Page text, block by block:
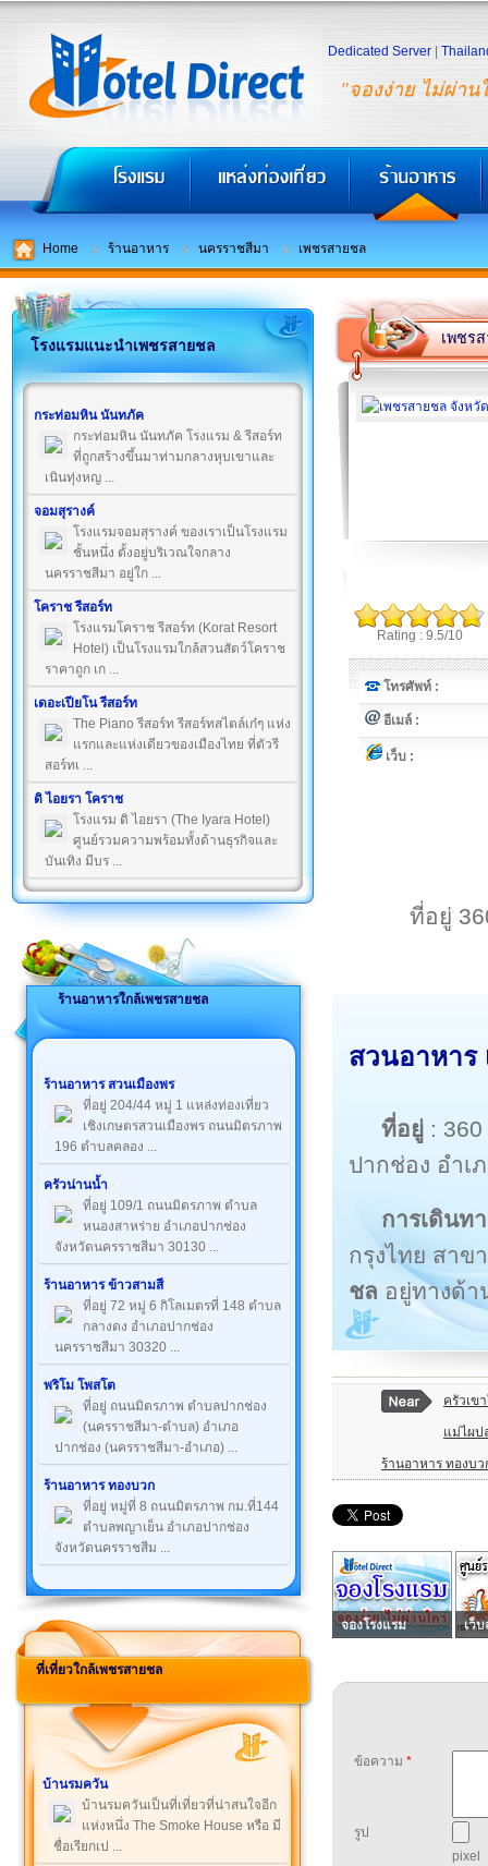
"จองง่าย ไม่ผ่าน
Dedicated Server
Home ร้านอาหาร นครราชสีมา เพชรสายชล
โรงแรมแนะนำเพชรสายชล
กระท่อมหิน นันทภัค
กระท่อมหิน นันทภัค โรงแรม & รีสอร์ท
ที่ถูกสร้างขึ้นมาท่ามกลางหุบเขาและ
เนินทุ่งหญ ...
จอมสุรางค์
โรงแรมจอมสุรางค์ ของเราเป็นโรงแรม
ชั้นหนึ่ง ตั้งอยู่บริเวณใจกลาง
นครราชสีมา อยู่ใก ...
โคราช รีสอร์ท
โรงแรมโคราช รีสอร์ท (Korat Resort
Hotel) เป็นโรงแรมใกล้สวนสัตว์โคราช
ราคาถูก เก ...
เดอะเปียโน รีสอร์ท
The Piano รีสอร์ท รีสอร์ทสไตล์เก๋ๆ แห่ง
แรกและแห่งเดียวของเมืองไทย ที่ตัวรี
สอร์ทเ ...
ดิ ไอยรา โคราช
โรงแรม ดิ ไอยรา (The Iyara Hotel)
ศูนย์รวมความพร้อมทั้งด้านธุรกิจและ
บันเทิง มีบร ...
ร้านอาหารใกล้เพชรสายชล
ร้านอาหาร สวนเมืองพร
ที่อยู่ 204/44 หมู่ 1 แหล่งท่องเที่ยว
เชิงเกษตรสวนเมืองพร ถนนมิตรภาพ
196 ตำบลคลอง ...
ครัวน่านน้ำ
ที่อยู่ 109/1 ถนนมิตรภาพ ตำบล
หนองสาหร่าย อำเภอปากช่อง
จังหวัดนครราชสีมา 30130 ...
ร้านอาหาร ข้าวสามสี
ที่อยู่ 72 หมู่ 6 กิโลเมตรที่ 148 ตำบล
กลางดง อำเภอปากช่อง
นครราชสีมา 30320 ...
พริโม โพสโต
ที่อยู่ ถนนมิตรภาพ ตำบลปากช่อง
(นครราชสีมา-ตำบล) อำเภอ
ปากช่อง (นครราชสีมา-อำเภอ) ...
ร้านอาหาร ทองบวก
ที่อยู่ หมู่ที่ 8 ถนนมิตรภาพ กม.ที่144
ตำบลพญาเย็น อำเภอปากช่อง
จังหวัดนครราชสีม ...
ที่เที่ยวใกล้เพชรสายชล
บ้านรมควัน
บ้านรมควันเป็นที่เที่ยวที่น่าสนใจอีก
แห่งหนึ่ง The Smoke House หรือ มี
ชื่อเรียกเป ...
เพชร
Rating : 9.5/10
โทรศัพท์ :
อีเมล์ :
เว็บ :
ที่อยู่
สวนอาหาร
ที่อยู่ :
ปากช่อง อำ
การเดินท
กรุงไทย สาข
ชล อยู่ทางด้
ครัวเข
แม่ไผป
ร้านอาหาร ทองบว
จองโรงแรม เว็บ
ข้อความ *
รูป
pixel